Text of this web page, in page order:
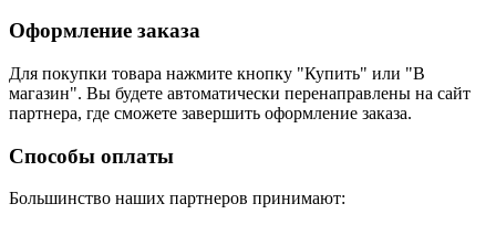
Оформление заказа
Для покупки товара нажмите кнопку "Купить" или "В
магазин". Вы будете автоматически перенаправлены на сайт
партнера, где сможете завершить оформление заказа.
Способы оплаты
Большинство наших партнеров принимают: